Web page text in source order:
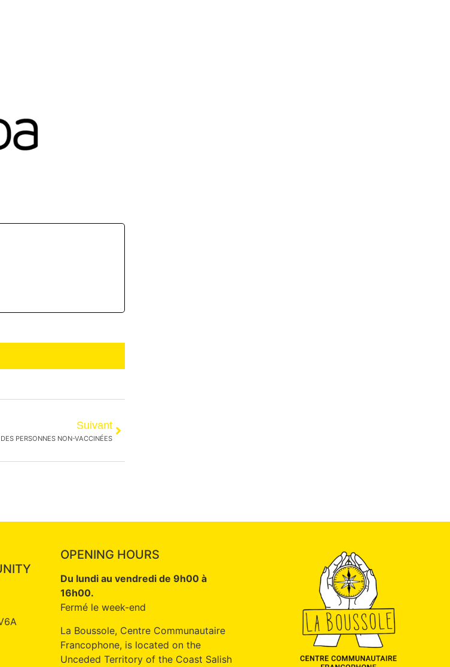
Suivant
PERSONNES NON-VACCINÉES
OPENING HOURS
Du lundi au vendredi de 9h00 à
16h00.
Fermé le week-end
La Boussole, Centre Communautaire
Francophone, is located on the
Unceded Territory of the Coast Salish